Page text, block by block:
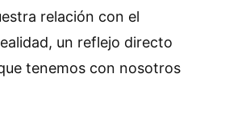
relación con el
un reflejo directo
tenemos con nosotros